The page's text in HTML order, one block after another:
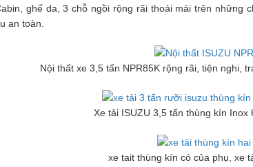
ghế da, 3 chỗ ngồi rộng rãi thoải mái trên những
an toàn.
Nội thất xe 3,5 tấn NPR85K rộng rãi, tiện nghi,
Xe tải ISUZU 3,5 tấn thùng kín Inox
xe tait thùng kín có của phụ, xe